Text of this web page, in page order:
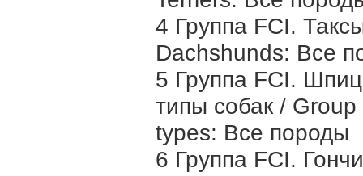
4 Группа FCI.
Dachshunds: Все
5 Группа FCI.
типы собак /
types: Все породы
6 Группа FCI.